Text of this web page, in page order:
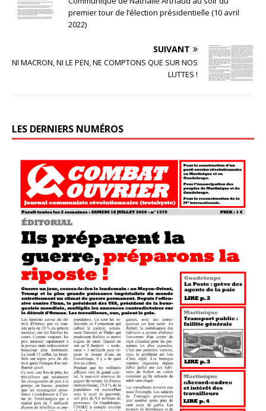
premier tour de l’élection présidentielle (10 avril
2022)
SUIVANT
NI MACRON, NI LE PEN, NE COMPTONS QUE SUR NOS
LUTTES !
LES DERNIERS NUMÉROS